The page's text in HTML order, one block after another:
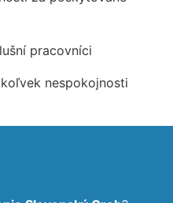
pracovníci
nespokojnosti